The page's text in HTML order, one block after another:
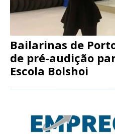
Bailarinas de
de pré-audição
Escola Bolshoi